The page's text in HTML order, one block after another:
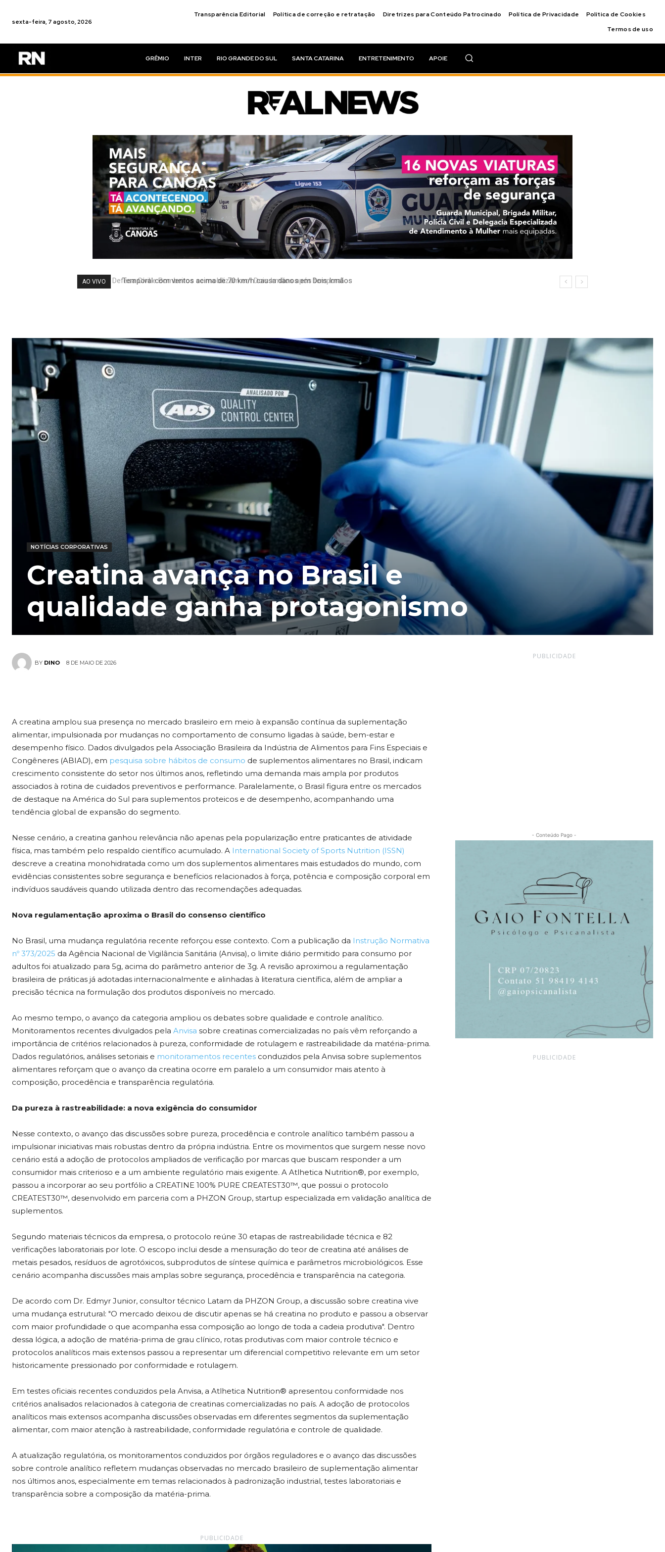
sexta-feira, 7 agosto, 2026
Transparência Editorial Política de correção e retratação Diretrizes para Conteúdo Patrocinado Política de Privacidade
Política de Cookies
Termos de uso
GRÊMIO INTER RIO GRANDE DO SUL SANTA CATARINA ENTRETENIMENTO APOIE
AO VIVO Temporal com ventos acima de 70 km/h causa danos em Dois Irmãos
NOTÍCIAS CORPORATIVAS
Creatina avança no Brasil e
qualidade ganha protagonismo
BY DINO 8 DE MAIO DE 2026
A creatina amplou sua presença no mercado brasileiro em meio à expansão contínua da suplementação
alimentar, impulsionada por mudanças no comportamento de consumo ligadas à saúde, bem-estar e
desempenho físico. Dados divulgados pela Associação Brasileira da Indústria de Alimentos para Fins Especiais e
Congêneres (ABIAD), em pesquisa sobre hábitos de consumo de suplementos alimentares no Brasil, indicam
crescimento consistente do setor nos últimos anos, refletindo uma demanda mais ampla por produtos
associados à rotina de cuidados preventivos e performance. Paralelamente, o Brasil figura entre os mercados
de destaque na América do Sul para suplementos proteicos e de desempenho, acompanhando uma
tendência global de expansão do segmento.
Nesse cenário, a creatina ganhou relevância não apenas pela popularização entre praticantes de atividade
física, mas também pelo respaldo científico acumulado. A International Society of Sports Nutrition (ISSN)
descreve a creatina monohidratada como um dos suplementos alimentares mais estudados do mundo, com
evidências consistentes sobre segurança e benefícios relacionados à força, potência e composição corporal em
indivíduos saudáveis quando utilizada dentro das recomendações adequadas.
Nova regulamentação aproxima o Brasil do consenso científico
No Brasil, uma mudança regulatória recente reforçou esse contexto. Com a publicação da Instrução Normativa
nº 373/2025 da Agência Nacional de Vigilância Sanitária (Anvisa), o limite diário permitido para consumo por
adultos foi atualizado para 5g, acima do parâmetro anterior de 3g. A revisão aproximou a regulamentação
brasileira de práticas já adotadas internacionalmente e alinhadas à literatura científica, além de ampliar a
precisão técnica na formulação dos produtos disponíveis no mercado.
Ao mesmo tempo, o avanço da categoria ampliou os debates sobre qualidade e controle analítico.
Monitoramentos recentes divulgados pela Anvisa sobre creatinas comercializadas no país vêm reforçando a
importância de critérios relacionados à pureza, conformidade de rotulagem e rastreabilidade da matéria-prima.
Dados regulatórios, análises setoriais e monitoramentos recentes conduzidos pela Anvisa sobre suplementos
alimentares reforçam que o avanço da creatina ocorre em paralelo a um consumidor mais atento à
composição, procedência e transparência regulatória.
Da pureza à rastreabilidade: a nova exigência do consumidor
Nesse contexto, o avanço das discussões sobre pureza, procedência e controle analítico também passou a
impulsionar iniciativas mais robustas dentro da própria indústria. Entre os movimentos que surgem nesse novo
cenário está a adoção de protocolos ampliados de verificação por marcas que buscam responder a um
consumidor mais criterioso e a um ambiente regulatório mais exigente. A Atlhetica Nutrition®, por exemplo,
passou a incorporar ao seu portfólio a CREATINE 100% PURE CREATEST30™, que possui o protocolo
CREATEST30™, desenvolvido em parceria com a PHZON Group, startup especializada em validação analítica de
suplementos.
Segundo materiais técnicos da empresa, o protocolo reúne 30 etapas de rastreabilidade técnica e 82
verificações laboratoriais por lote. O escopo inclui desde a mensuração do teor de creatina até análises de
metais pesados, resíduos de agrotóxicos, subprodutos de síntese química e parâmetros microbiológicos. Esse
cenário acompanha discussões mais amplas sobre segurança, procedência e transparência na categoria.
De acordo com Dr. Edmyr Junior, consultor técnico Latam da PHZON Group, a discussão sobre creatina vive
uma mudança estrutural: "O mercado deixou de discutir apenas se há creatina no produto e passou a observar
com maior profundidade o que acompanha essa composição ao longo de toda a cadeia produtiva". Dentro
dessa lógica, a adoção de matéria-prima de grau clínico, rotas produtivas com maior controle técnico e
protocolos analíticos mais extensos passou a representar um diferencial competitivo relevante em um setor
historicamente pressionado por conformidade e rotulagem.
Em testes oficiais recentes conduzidos pela Anvisa, a Atlhetica Nutrition® apresentou conformidade nos
critérios analisados relacionados à categoria de creatinas comercializadas no país. A adoção de protocolos
analíticos mais extensos acompanha discussões observadas em diferentes segmentos da suplementação
alimentar, com maior atenção à rastreabilidade, conformidade regulatória e controle de qualidade.
A atualização regulatória, os monitoramentos conduzidos por órgãos reguladores e o avanço das discussões
sobre controle analítico refletem mudanças observadas no mercado brasileiro de suplementação alimentar
nos últimos anos, especialmente em temas relacionados à padronização industrial, testes laboratoriais e
transparência sobre a composição da matéria-prima.
PUBLICIDADE
PUBLICIDADE
- Conteúdo Pago -
PUBLICIDADE